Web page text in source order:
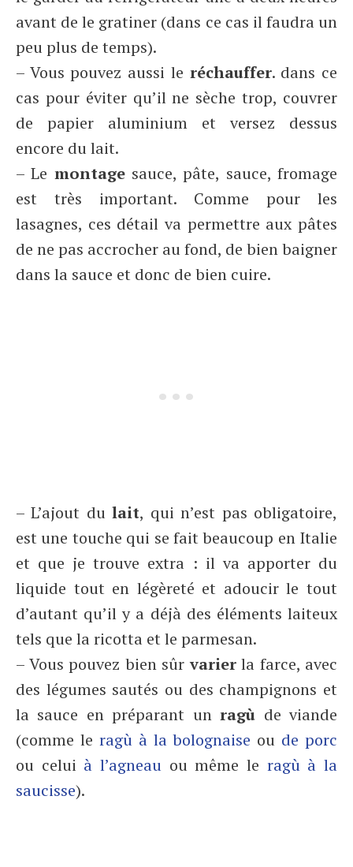
avant de le gratiner (dans ce cas il faudra un
peu plus de temps).
– Vous pouvez aussi le réchauffer. dans ce
cas pour éviter qu’il ne sèche trop, couvrer
de papier aluminium et versez dessus
encore du lait.
– Le montagesauce, pâte, sauce, fromage
est très important. Comme pour les
lasagnes, ces détail va permettre aux pâtes
de ne pas accrocher au fond, de bien baigner
dans la sauce et donc de bien cuire.
– L’ajout dulait, qui n’est pas obligatoire,
est une touche qui se fait beaucoup en Italie
et que je trouve extra : il va apporter du
liquide tout en légèreté et adoucir le tout
d’autant qu’il y a déjà des éléments laiteux
tels que la ricotta et le parmesan.
– Vous pouvez bien sûrvarierla farce, avec
des légumes sautés ou des champignons et
la sauce en préparant unragù de viande
(comme le ragù à la bolognaise ou de porc
ou celui à l’agneau ou même le ragù à la
saucisse).